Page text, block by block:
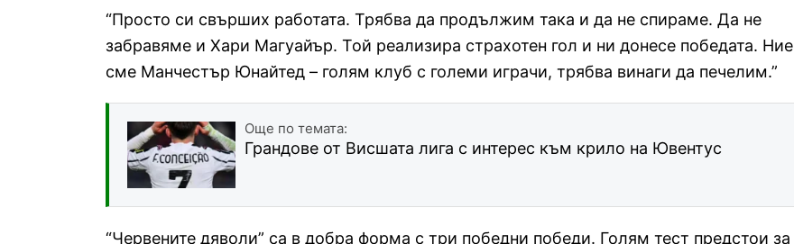
“Просто си свърших работата. Трябва да продължим така и да не спираме. Да не
забравяме и Хари Магуайър. Той реализира страхотен гол и ни донесе победата. Ние
сме Манчестър Юнайтед – голям клуб с големи играчи, трябва винаги да печелим.”
Още по темата:
Грандове от Висшата лига с интерес към крило на Ювентус
“Червените дяволи” са в добра форма с три победни победи. Голям тест предстои за